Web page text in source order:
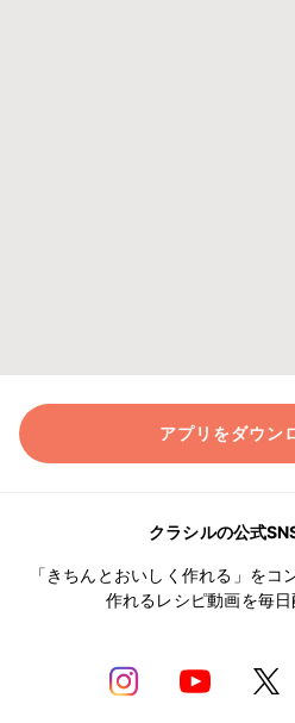
アプリをダウン
クラシルの公式
「きちんとおいしく作れる」をコ
作れるレシピ動画を毎日